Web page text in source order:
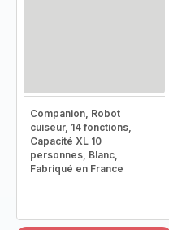
Companion, Robot
cuiseur, 14 fonctions,
Capacité XL 10
personnes, Blanc,
Fabriqué en France